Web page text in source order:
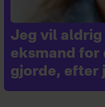
Jeg vil
eksmand for
gjorde, efter